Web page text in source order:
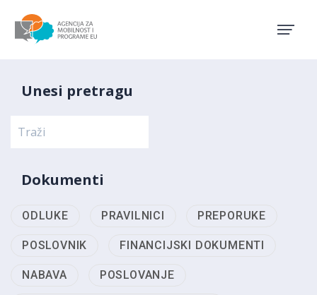
Unesi pretragu
Dokumenti
ODLUKE PRAVILNICI PREPORUKE
POSLOVNIK FINANCIJSKI DOKUMENTI
NABAVA POSLOVANJE